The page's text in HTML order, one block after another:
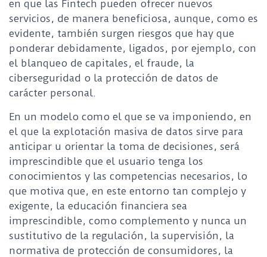
en que las Fintech pueden ofrecer nuevos
servicios, de manera beneficiosa, aunque, como es
evidente, también surgen riesgos que hay que
ponderar debidamente, ligados, por ejemplo, con
el blanqueo de capitales, el fraude, la
ciberseguridad o la protección de datos de
carácter personal.
En un modelo como el que se va imponiendo, en
el que la explotación masiva de datos sirve para
anticipar u orientar la toma de decisiones, será
imprescindible que el usuario tenga los
conocimientos y las competencias necesarios, lo
que motiva que, en este entorno tan complejo y
exigente, la educación financiera sea
imprescindible, como complemento y nunca un
sustitutivo de la regulación, la supervisión, la
normativa de protección de consumidores, la